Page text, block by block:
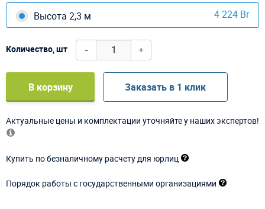
Высота 2,3 м 4 224 Br
Количество, шт - +
В корзину Заказать в 1 клик
Актуальные цены и комплектации уточняйте у наших экспертов!
Купить по безналичному расчету для юрлиц
Порядок работы с государственными организациями